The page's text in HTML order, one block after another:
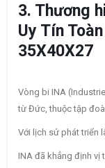
3. Thương
Uy Tín
35X40X27
Vòng bi INA
từ Đức, thuộc tập
Với lịch sử phát triển
INA đã khẳng định vị